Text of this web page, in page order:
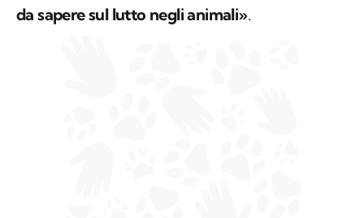
da sapere sul lutto negli animali».